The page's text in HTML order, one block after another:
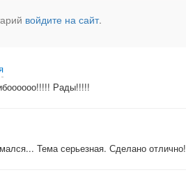
войдите на сайт.
Рады!!!!!
Тема серьезная. Сделано отлично!